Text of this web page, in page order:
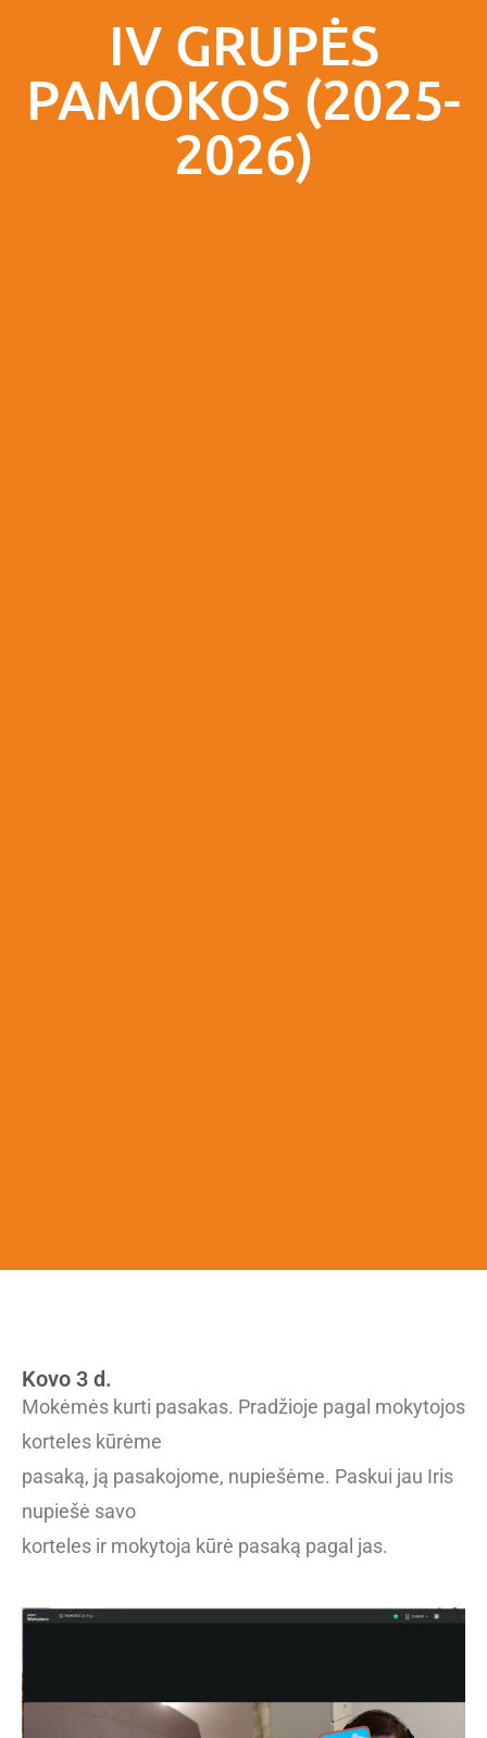
IV GRUPĖS
PAMOKOS (2025-
2026)
Kovo 3 d.
Mokėmės kurti pasakas. Pradžioje pagal mokytojos
korteles kūrėme
pasaką, ją pasakojome, nupiešėme. Paskui jau Iris
nupiešė savo
korteles ir mokytoja kūrė pasaką pagal jas.